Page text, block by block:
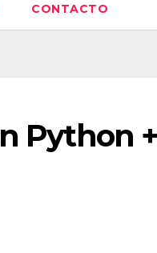
CONTACTO
Python +